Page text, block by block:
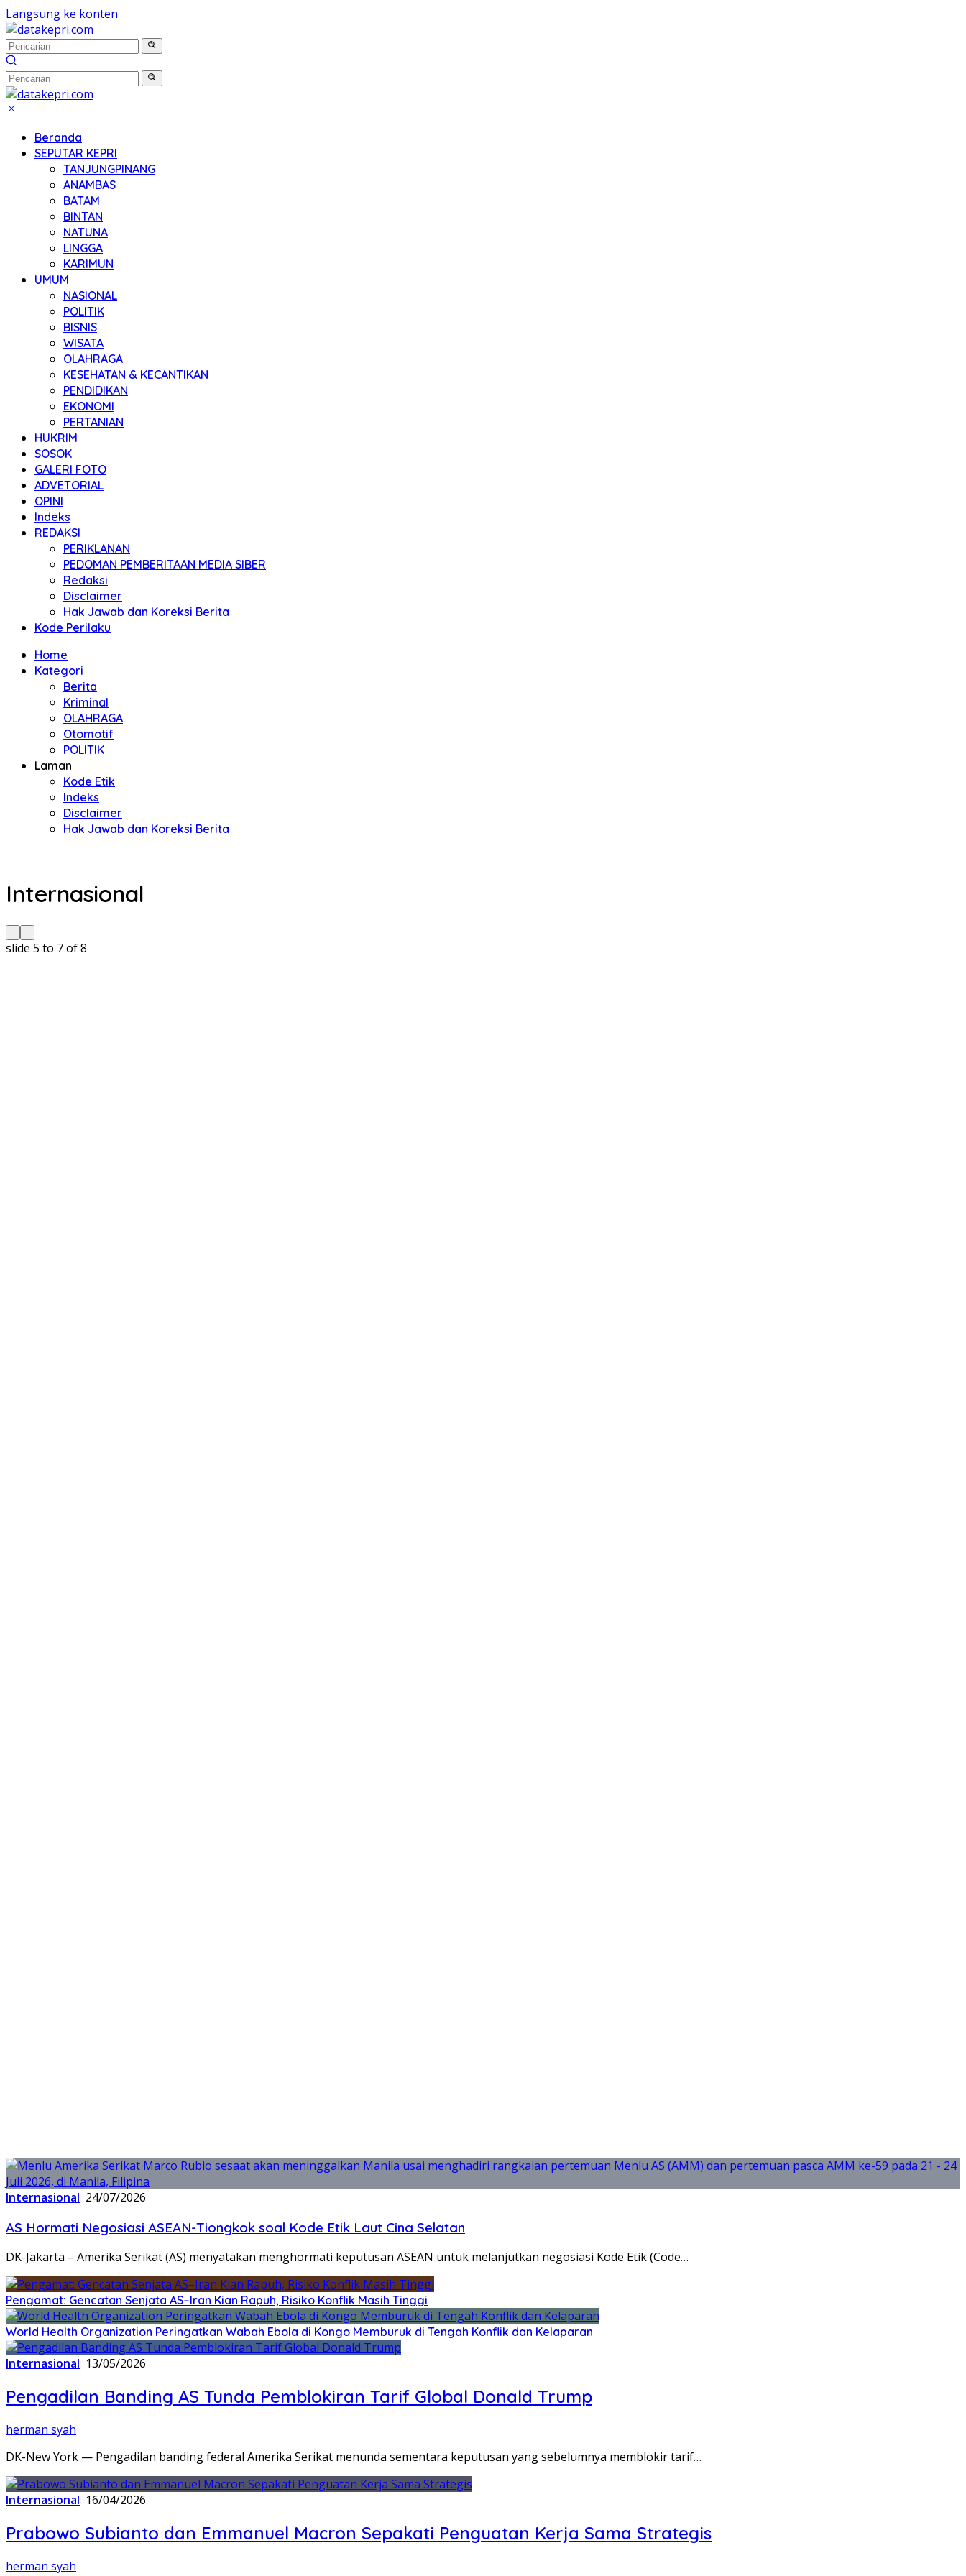
Langsung ke konten
Beranda
SEPUTAR KEPRI
TANJUNGPINANG
ANAMBAS
BATAM
BINTAN
NATUNA
LINGGA
KARIMUN
UMUM
NASIONAL
POLITIK
BISNIS
WISATA
OLAHRAGA
KESEHATAN & KECANTIKAN
PENDIDIKAN
EKONOMI
PERTANIAN
HUKRIM
SOSOK
GALERI FOTO
ADVETORIAL
OPINI
Indeks
REDAKSI
PERIKLANAN
PEDOMAN PEMBERITAAN MEDIA SIBER
Redaksi
Disclaimer
Hak Jawab dan Koreksi Berita
Kode Perilaku
Home
Kategori
Berita
Kriminal
OLAHRAGA
Otomotif
POLITIK
Laman
Kode Etik
Indeks
Disclaimer
Hak Jawab dan Koreksi Berita
Internasional
slide 6 to 8of 8
Internasional 24/07/2026
AS Hormati Negosiasi ASEAN-Tiongkok soal Kode Etik Laut Cina Selatan
DK-Jakarta – Amerika Serikat (AS) menyatakan menghormati keputusan ASEAN untuk melanjutkan negosiasi Kode Etik (Code…
Pengamat: Gencatan Senjata AS–Iran Kian Rapuh, Risiko Konflik Masih Tinggi
World Health Organization Peringatkan Wabah Ebola di Kongo Memburuk di Tengah Konflik dan Kelaparan
Internasional 13/05/2026
Pengadilan Banding AS Tunda Pemblokiran Tarif Global Donald Trump
herman syah
DK-New York — Pengadilan banding federal Amerika Serikat menunda sementara keputusan yang sebelumnya memblokir tarif…
Internasional 16/04/2026
Prabowo Subianto dan Emmanuel Macron Sepakati Penguatan Kerja Sama Strategis
herman syah